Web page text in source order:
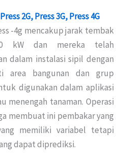
2G, Press 3G, Press 4G
-4g mencakup jarak tembak
kW dan mereka telah
dalam instalasi sipil dengan
area bangunan dan grup
digunakan dalam aplikasi
menengah tanaman. Operasi
membuat ini pembakar yang
memiliki variabel tetapi
dapat diprediksi.